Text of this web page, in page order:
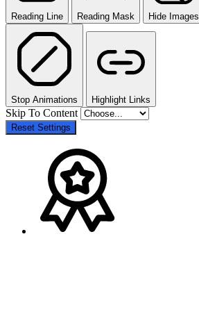
Reading Line Reading Mask Hide Images
Stop Animations Highlight Links
Skip To Content
Reset Settings